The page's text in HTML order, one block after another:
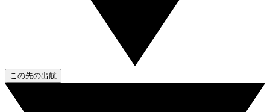
この先の出航